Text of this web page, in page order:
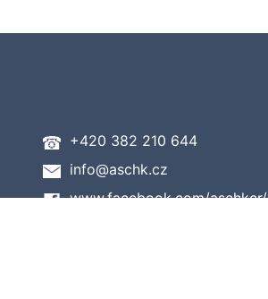
+420 382 210 644
info@aschk.cz
www.facebook.com/aschkcr/